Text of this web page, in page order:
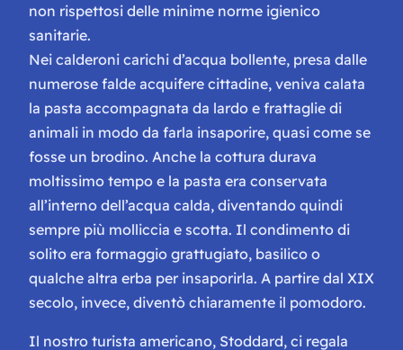
non rispettosi delle minime norme igienico
sanitarie.
Nei calderoni carichi d’acqua bollente, presa dalle
numerose falde acquifere cittadine, veniva calata
la pasta accompagnata da lardo e frattaglie di
animali in modo da farla insaporire, quasi come se
fosse un brodino. Anche la cottura durava
moltissimo tempo e la pasta era conservata
all’interno dell’acqua calda, diventando quindi
sempre più molliccia e scotta. Il condimento di
solito era formaggio grattugiato, basilico o
qualche altra erba per insaporirla. A partire dal XIX
secolo, invece, diventò chiaramente il pomodoro.
Il nostro turista americano, Stoddard, ci regala